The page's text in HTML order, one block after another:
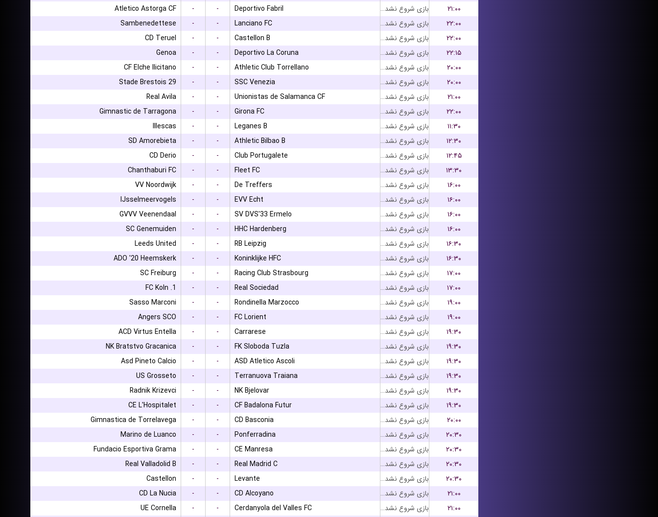
Atletico Astorga CF
- - Deportivo Fabril بازی شروع نشده است
۲۱:۰۰
Sambenedettese
- - Lanciano FC بازی شروع نشده است
۲۲:۰۰
CD Teruel
- - Castellon B بازی شروع نشده است
۲۲:۰۰
Genoa
- - Deportivo La Coruna بازی شروع نشده است
۲۲:۱۵
CF Elche Ilicitano
- - Athletic Club Torrellano بازی شروع نشده است
۲۰:۰۰
Stade Brestois 29
- - SSC Venezia بازی شروع نشده است
۲۰:۰۰
Real Avila
- - Unionistas de Salamanca CF بازی شروع نشده است
۲۱:۰۰
Gimnastic de Tarragona
- - Girona FC بازی شروع نشده است
۲۲:۰۰
Illescas
- - Leganes B بازی شروع نشده است
۱۱:۳۰
SD Amorebieta
- - Athletic Bilbao B بازی شروع نشده است
۱۲:۳۰
CD Derio
- - Club Portugalete بازی شروع نشده است
۱۲:۴۵
Chanthaburi FC
- - Fleet FC بازی شروع نشده است
۱۳:۳۰
VV Noordwijk
- - De Treffers بازی شروع نشده است
۱۶:۰۰
IJsselmeervogels
- - EVV Echt بازی شروع نشده است
۱۶:۰۰
GVVV Veenendaal
- - SV DVS'33 Ermelo بازی شروع نشده است
۱۶:۰۰
SC Genemuiden
- - HHC Hardenberg بازی شروع نشده است
۱۶:۰۰
Leeds United
- - RB Leipzig بازی شروع نشده است
۱۶:۳۰
ADO '20 Heemskerk
- - Koninklijke HFC بازی شروع نشده است
۱۶:۳۰
SC Freiburg
- - Racing Club Strasbourg بازی شروع نشده است
۱۷:۰۰
1. FC Koln
- - Real Sociedad بازی شروع نشده است
۱۷:۰۰
Sasso Marconi
- - Rondinella Marzocco بازی شروع نشده است
۱۹:۰۰
Angers SCO
- - FC Lorient بازی شروع نشده است
۱۹:۰۰
ACD Virtus Entella
- - Carrarese بازی شروع نشده است
۱۹:۳۰
NK Bratstvo Gracanica
- - FK Sloboda Tuzla بازی شروع نشده است
۱۹:۳۰
Asd Pineto Calcio
- - ASD Atletico Ascoli بازی شروع نشده است
۱۹:۳۰
US Grosseto
- - Terranuova Traiana بازی شروع نشده است
۱۹:۳۰
Radnik Krizevci
- - NK Bjelovar بازی شروع نشده است
۱۹:۳۰
CE L'Hospitalet
- - CF Badalona Futur بازی شروع نشده است
۱۹:۳۰
Gimnastica de Torrelavega
- - CD Basconia بازی شروع نشده است
۲۰:۰۰
Marino de Luanco
- - Ponferradina بازی شروع نشده است
۲۰:۳۰
Fundacio Esportiva Grama
- - CE Manresa بازی شروع نشده است
۲۰:۳۰
Real Valladolid B
- - Real Madrid C بازی شروع نشده است
۲۰:۳۰
Castellon
- - Levante بازی شروع نشده است
۲۰:۳۰
CD La Nucia
- - CD Alcoyano بازی شروع نشده است
۲۱:۰۰
UE Cornella
- - Cerdanyola del Valles FC بازی شروع نشده است
۲۱:۰۰